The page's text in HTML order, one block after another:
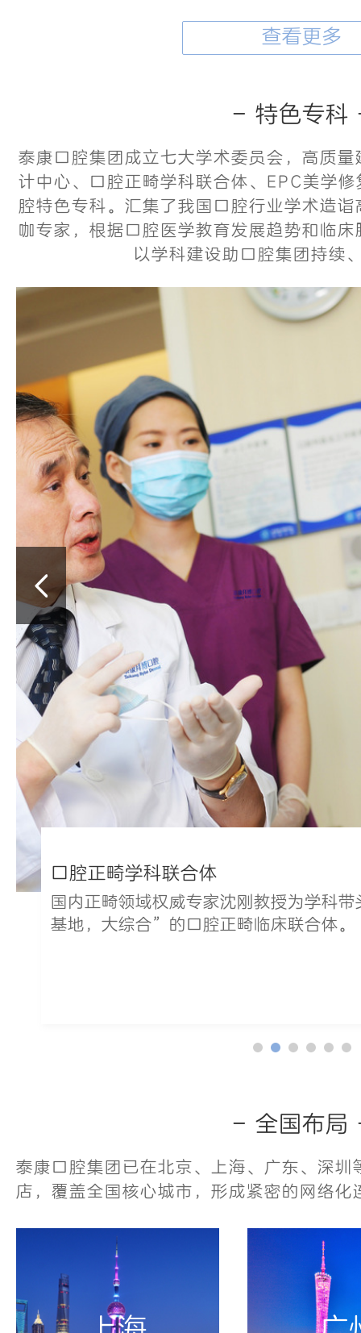
查看更多
- 特色专
泰康口腔集团成立七大学术委员会，高质
计中心、口腔正畸学科联合体、EPC美学
腔特色专科。汇集了我国口腔行业学术造
咖专家，根据口腔医学教育发展趋势和临
以学科建设助口腔集团持续
口腔正畸学科联合体
国内正畸领域权威专家沈刚教授为学科
基地，大综合”的口腔正畸临床联合体。
- 全国布
泰康口腔集团已在北京、上海、广东、深
店，覆盖全国核心城市，形成紧密的网络化